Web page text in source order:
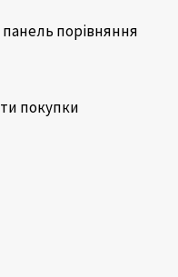
порівняння
покупки